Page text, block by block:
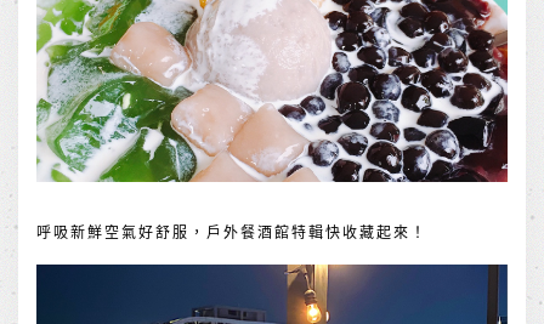
呼吸新鮮空氣好舒服，戶外餐酒館特輯快收藏起來！